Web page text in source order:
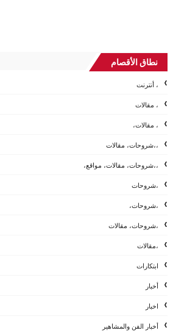
نطاق الأقصام
، أنترنت
، مقالات
، مقالات،
،،شروحات، مقالات
،،شروحات، مقالات، مواقع،
،شروحات
،شروحات،
،شروحات، مقالات
،مقالات
ابتكارات
أخبار
اخبار
أخبار الفن والمشاهير